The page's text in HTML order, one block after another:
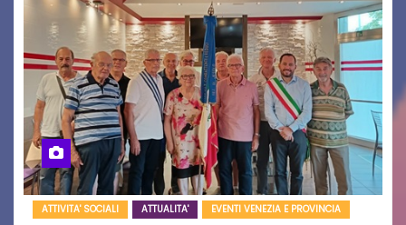
ATTIVITA' SOCIALI ATTUALITA' EVENTI VENEZIA E PROVINCIA